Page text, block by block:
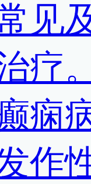
见
疗
痫
作